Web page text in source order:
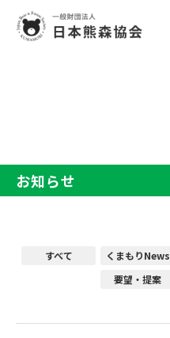
お知らせ
すべて くまもりNews
要望・提案